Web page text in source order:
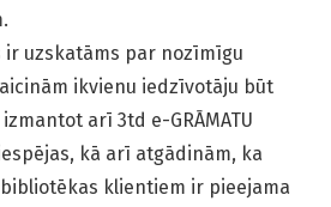
ir uzskatāms par nozīmīgu
ikvienu iedzīvotāju būt
arī 3td e-GRĀMATU
kā arī atgādinām, ka
klientiem ir pieejama